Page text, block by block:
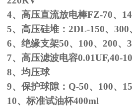
4、高压直流放电棒FZ-70、
5、高压硅堆： 2DL-150、 300
6、绝缘支架50、 100、 200、
7、高压滤波电容0.01UF,40-
8、均压球
9、保护球隙： Q-50、 100、
10、标准试油杯400ml